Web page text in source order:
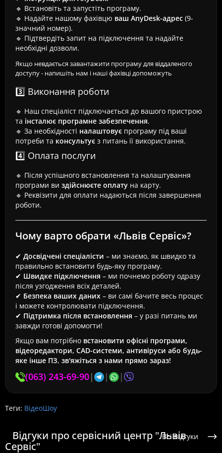
🔹 Встановіть та запустіть програму.
🔹 Надайте нашому фахівцю ваш AnyDesk-адрес (9-
значний номер).
🔹 Підтвердіть запит на підключення та надайте
необхідні дозволи.
Якщо невдається завантажити програму для віддаленого
доступу - напишіть нам і наші фахівці допоможуть
3️⃣ Виконання роботи
🔹 Наш спеціаліст підключається до вашого пристрою
та інсталює програмне забезпечення.
🔹 За необхідності налаштовує програму під ваші
потреби та консультує з питань її використання.
4️⃣ Оплата послуги
🔹 Після успішного встановлення та налаштування
програми ви здійснюєте оплату на карту.
🔹 Реквізити для оплати надаються після завершення
роботи.
Чому варто обрати «Львів Сервіс»?
✔ Досвідчені спеціалісти – ми знаємо, як швидко та
правильно встановити будь-яку програму.
✔ Швидке підключення – ми почнемо роботу одразу
після узгодження всіх деталей.
✔ Безпека ваших даних – ви самі бачите весь процес
і можете контролювати підключення.
✔ Підтримка після встановлення – у разі питань ми
завжди готові допомогти!
Якщо вам потрібно встановити офісні програми,
відеоредактори, CAD-системи, антивіруси або будь-
яке інше ПЗ, зв'яжіться з нами прямо зараз!
(063) 243-69-90| | |
Теги: ВідеоШоу
Відгуки про сервісний центр "Львів
Сервіс"
Всі відгуки